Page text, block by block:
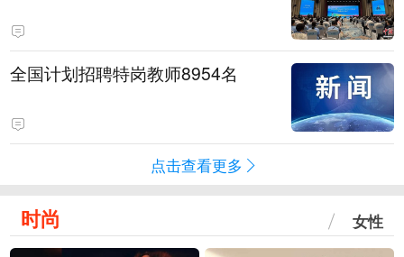
全国计划招聘特岗教师8954名
点击查看更多
时尚 女性